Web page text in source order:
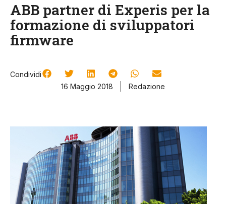
ABB partner di Experis per la
formazione di sviluppatori
firmware
Condividi
16 Maggio 2018
Redazione